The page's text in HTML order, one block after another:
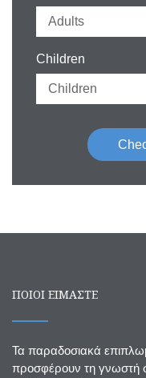
Children
ΠΟΙΟΙ ΕΙΜΑΣΤΕ
Τα παραδοσιακά
προσφέρουν τη γνωστή